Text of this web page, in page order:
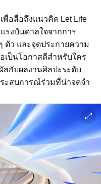
อสื่อถึงแนวคิด Let Life
รงบันดาลใจจากการ
ตัว และจุดประกายความ
เป็นโอกาสดีสำหรับใคร
สกับผลงานศิลปะระดับ
ะสบการณ์ร่วมที่น่าจดจำ